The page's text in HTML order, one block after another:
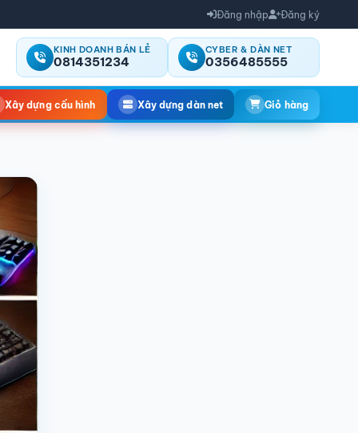
Đăng nhập Đăng ký
KINH DOANH BÁN LẺ
0814351234
CYBER & DÀN NET
0356485555
Xây dựng cấu hình Xây dựng dàn net Giỏ hàng